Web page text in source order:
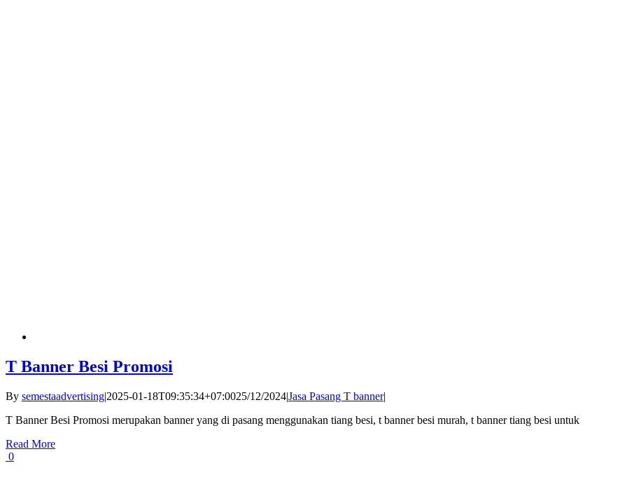
T Banner Besi Promosi
By semestaadvertising|2025-01-18T09:35:34+07:0025/12/2024|Jasa Pasang T banner|
T Banner Besi Promosi merupakan banner yang di pasang menggunakan tiang besi, t banner besi murah, t banner tiang besi untuk
Read More
0